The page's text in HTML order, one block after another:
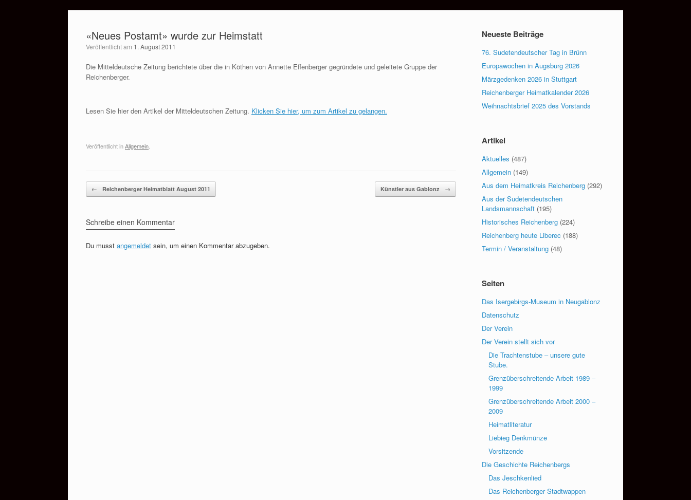
springen«Neues Postamt» wurde zur Heimstatt
Veröffentlicht am 1. August 2011
Die Mitteldeutsche Zeitung berichtete über die in Köthen von Annette Effenberger gegründete und geleitete Gruppe der
Reichenberger.
Lesen Sie hier den Artikel der Mitteldeutschen Zeitung. Klicken Sie hier, um zum Artikel zu gelangen.
Veröffentlicht inAllgemein
Beitragsnavigation
← Reichenberger Heimatblatt August 2011 Künstler aus Gablonz →
Schreibe einen Kommentar
Du musst angemeldet sein, um einen Kommentar abzugeben.
Neueste Beiträge
76. Sudetendeutscher Tag in Brünn
Europawochen in Augsburg 2026
Märzgedenken 2026 in Stuttgart
Reichenberger Heimatkalender 2026
Weihnachtsbrief 2025 des Vorstands
Artikel
Aktuelles (487)
Allgemein (149)
Aus dem Heimatkreis Reichenberg (292)
Aus der Sudetendeutschen
Landsmannschaft (195)
Historisches Reichenberg (224)
Reichenberg heute Liberec (188)
Termin / Veranstaltung (48)
Seiten
Das Isergebirgs-Museum in Neugablonz
Datenschutz
Der Verein
Der Verein stellt sich vor
Die Trachtenstube – unsere gute
Stube.
Grenzüberschreitende Arbeit 1989 –
1999
Grenzüberschreitende Arbeit 2000 –
2009
Heimatliteratur
Liebieg Denkmünze
Vorsitzende
Die Geschichte Reichenbergs
Das Jeschkenlied
Das Reichenberger Stadtwappen